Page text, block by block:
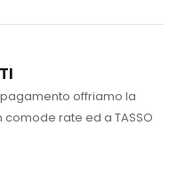
offriamo la
rate ed a TASSO